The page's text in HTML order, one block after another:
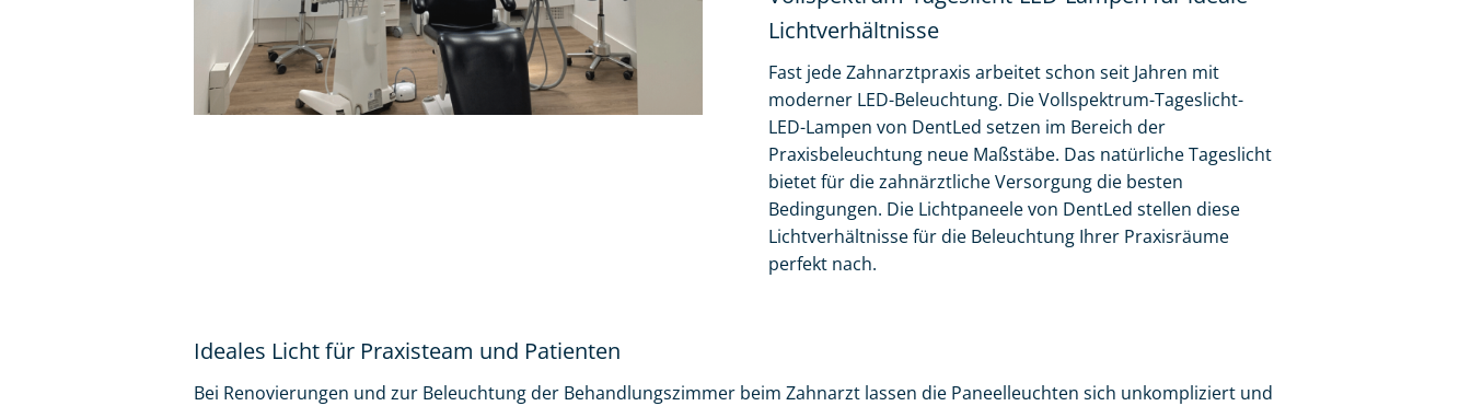
Lichtverhältnisse
Fast jede Zahnarztpraxis arbeitet schon seit Jahren mit
moderner LED-Beleuchtung. Die Vollspektrum-Tageslicht-
LED-Lampen von DentLed setzen im Bereich der
Praxisbeleuchtung neue Maßstäbe. Das natürliche Tageslicht
bietet für die zahnärztliche Versorgung die besten
Bedingungen. Die Lichtpaneele von DentLed stellen diese
Lichtverhältnisse für die Beleuchtung Ihrer Praxisräume
perfekt nach.
Ideales Licht für Praxisteam und Patienten
Bei Renovierungen und zur Beleuchtung der Behandlungszimmer beim Zahnarzt lassen die Paneelleuchten sich unkompliziert und